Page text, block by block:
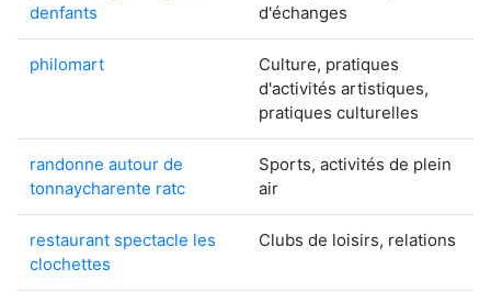
denfants
d'échanges
philomart
Culture, pratiques
d'activités artistiques,
pratiques culturelles
randonne autour de
tonnaycharente ratc
Sports, activités de plein
air
restaurant spectacle les
clochettes
Clubs de loisirs, relations